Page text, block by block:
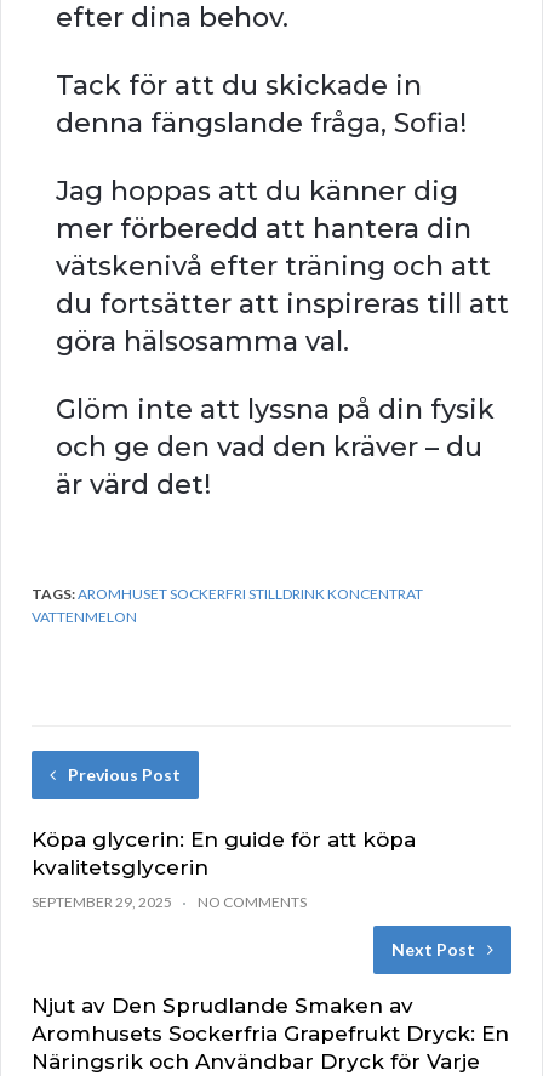
efter dina behov.
Tack för att du skickade in
denna fängslande fråga, Sofia!
Jag hoppas att du känner dig
mer förberedd att hantera din
vätskenivå efter träning och att
du fortsätter att inspireras till att
göra hälsosamma val.
Glöm inte att lyssna på din fysik
och ge den vad den kräver – du
är värd det!
TAGS:AROMHUSET SOCKERFRI STILLDRINK KONCENTRAT
VATTENMELON
Previous Post
Köpa glycerin: En guide för att köpa
kvalitetsglycerin
SEPTEMBER 29, 2025 NO COMMENTS
Next Post
Njut av Den Sprudlande Smaken av
Aromhusets Sockerfria Grapefrukt Dryck: En
Näringsrik och Användbar Dryck för Varje